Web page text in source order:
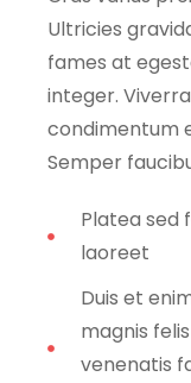
Ultricies
fames at
integer.
condimentum
Semper
Platea sed
laoreet
Duis et
magnis
venenatis